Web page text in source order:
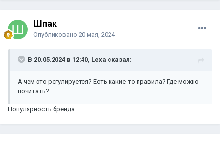
Шпак
Опубликовано 20 мая, 2024
В 20.05.2024 в 12:40, Lexa сказал:
А чем это регулируется? Есть какие-то правила? Где можно
почитать?
Популярность бренда.